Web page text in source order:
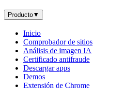
Producto▼
Inicio
Comprobador de sitios
Análisis de imagen IA
Certificado antifraude
Descargar apps
Demos
Extensión de Chrome